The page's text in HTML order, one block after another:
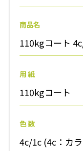
商品名
110kgコート
用 紙
110kgコート
色 数
4c/1c (4c：カ